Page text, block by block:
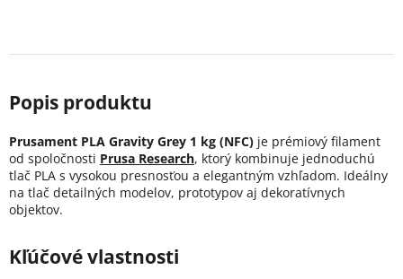
Prusament PLA Gravity Grey 1 kg (NFC) je prémiový filament
od spoločnosti Prusa Research, ktorý kombinuje jednoduchú
tlač PLA s vysokou presnosťou a elegantným vzhľadom. Ideálny
na tlač detailných modelov, prototypov aj dekoratívnych
objektov.
Kľúčové vlastnosti